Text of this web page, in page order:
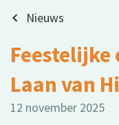
Nieuws
Feestelijke
Laan van
12 november 2025